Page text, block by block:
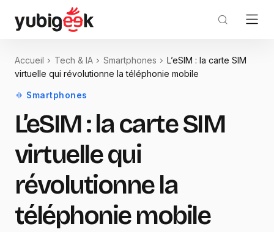
Accueil Tech & IA Smartphones
L’eSIM : la carte SIM
virtuelle qui révolutionne la téléphonie mobile
Smartphones
L’eSIM : la carte SIM
virtuelle qui
révolutionne la
téléphonie mobile